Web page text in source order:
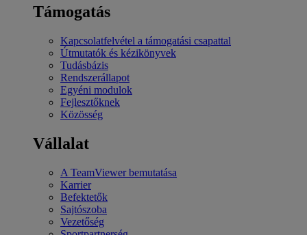
Támogatás
Kapcsolatfelvétel a támogatási csapattal
Útmutatók és kézikönyvek
Tudásbázis
Rendszerállapot
Egyéni modulok
Fejlesztőknek
Közösség
Vállalat
A TeamViewer bemutatása
Karrier
Befektetők
Sajtószoba
Vezetőség